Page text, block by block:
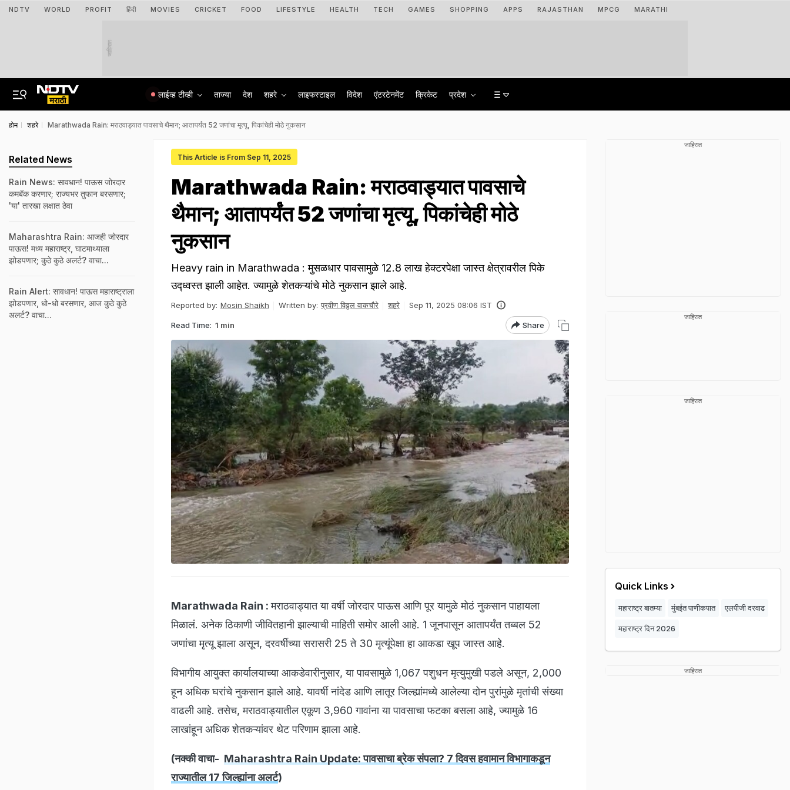
NDTV WORLD PROFIT हिंदी MOVIES CRICKET FOOD LIFESTYLE HEALTH TECH GAMES SHOPPING APPS RAJASTHAN MPCG MARATHI
जाहिरात
लाईव्ह टीव्ही ताज्या देश शहरे लाइफस्टाइल विदेश एंटरटेनमेंट क्रिकेट प्रदेश
होम शहरे Marathwada Rain: मराठवाड्यात पावसाचे थैमान; आतापर्यंत 52 जणांचा मृत्यू, पिकांचेही मोठे नुकसान
This Article is From Sep 11, 2025
Marathwada Rain: मराठवाड्यात पावसाचे
थैमान; आतापर्यंत 52 जणांचा मृत्यू, पिकांचेही मोठे
नुकसान
Heavy rain in Marathwada : मुसळधार पावसामुळे 12.8 लाख हेक्टरपेक्षा जास्त क्षेत्रावरील पिके
उद्ध्वस्त झाली आहेत. ज्यामुळे शेतकऱ्यांचे मोठे नुकसान झाले आहे.
Reported by: Mosin Shaikh Written by: प्रवीण विठ्ठल वाकचौरे शहरे Sep 11, 2025 08:06 IST
Read Time: 1 min Share
Marathwada Rain :मराठवाड्यात या वर्षी जोरदार पाऊस आणि पूर यामुळे मोठं नुकसान पाहायला
मिळालं. अनेक ठिकाणी जीवितहानी झाल्याची माहिती समोर आली आहे. 1 जूनपासून आतापर्यंत तब्बल 52
जणांचा मृत्यू झाला असून, दरवर्षीच्या सरासरी 25 ते 30 मृत्यूंपेक्षा हा आकडा खूप जास्त आहे.
विभागीय आयुक्त कार्यालयाच्या आकडेवारीनुसार, या पावसामुळे 1,067 पशुधन मृत्युमुखी पडले असून, 2,000
हून अधिक घरांचे नुकसान झाले आहे. यावर्षी नांदेड आणि लातूर जिल्ह्यांमध्ये आलेल्या दोन पुरांमुळे मृतांची संख्या
वाढली आहे. तसेच, मराठवाड्यातील एकूण 3,960 गावांना या पावसाचा फटका बसला आहे, ज्यामुळे 16
लाखांहून अधिक शेतकऱ्यांवर थेट परिणाम झाला आहे.
(नक्की वाचा- Maharashtra Rain Update: पावसाचा ब्रेक संपला? 7 दिवस हवामान विभागाकडून
राज्यातील 17 जिल्ह्यांना अलर्ट)
Related News
Rain News: सावधान! पाऊस जोरदार
कमबॅक करणार; राज्यभर तुफान बरसणार;
'या' तारखा लक्षात ठेवा
Maharashtra Rain: आजही जोरदार
पाऊस! मध्य महाराष्ट्र, घाटमाथ्याला
झोडपणार; कुठे कुठे अलर्ट? वाचा...
Rain Alert: सावधान! पाऊस महाराष्ट्राला
झोडपणार, धो-धो बरसणार, आज कुठे कुठे
अलर्ट? वाचा...
जाहिरात
जाहिरात
जाहिरात
Quick Links
महाराष्ट्र बातम्या मुंबईत पाणीकपात एलपीजी दरवाढ
महाराष्ट्र दिन 2026
जाहिरात